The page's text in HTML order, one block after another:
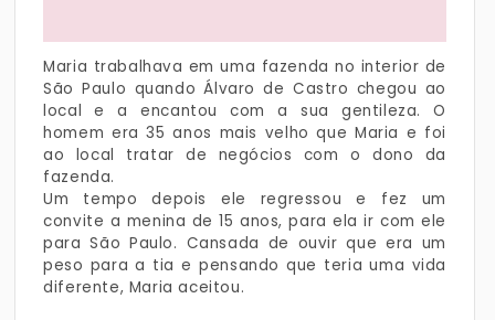
Maria trabalhava em uma fazenda no interior de
São Paulo quando Álvaro de Castro chegou ao
local e a encantou com a sua gentileza. O
homem era 35 anos mais velho que Maria e foi
ao local tratar de negócios com o dono da
fazenda.
Um tempo depois ele regressou e fez um
convite a menina de 15 anos, para ela ir com ele
para São Paulo. Cansada de ouvir que era um
peso para a tia e pensando que teria uma vida
diferente, Maria aceitou.